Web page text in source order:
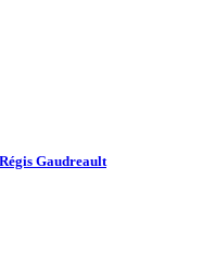
Gaudreault